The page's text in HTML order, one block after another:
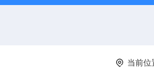
当前位